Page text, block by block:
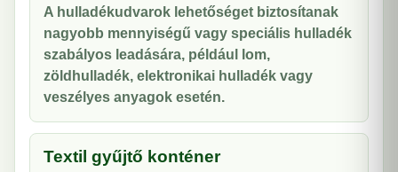
A hulladékudvarok lehetőséget biztosítanak
nagyobb mennyiségű vagy speciális hulladék
szabályos leadására, például lom,
zöldhulladék, elektronikai hulladék vagy
veszélyes anyagok esetén.
Textil gyűjtő konténer